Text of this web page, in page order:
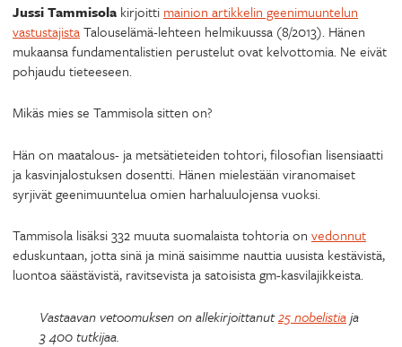
Jussi Tammisola kirjoitti mainion artikkelin geenimuuntelun
vastustajistaTalouselämä-lehteen helmikuussa (8/2013). Hänen
mukaansa fundamentalistien perustelut ovat kelvottomia. Ne eivät
pohjaudu tieteeseen.
Mikäs mies se Tammisola sitten on?
Hän on maatalous- ja metsätieteiden tohtori, filosofian lisensiaatti
ja kasvinjalostuksen dosentti. Hänen mielestään viranomaiset
syrjivät geenimuuntelua omien harhaluulojensa vuoksi.
Tammisola lisäksi 332 muuta suomalaista tohtoria on vedonnut
eduskuntaan, jotta sinä ja minä saisimme nauttia uusista kestävistä,
luontoa säästävistä, ravitsevista ja satoisista gm-kasvilajikkeista.
Vastaavan vetoomuksen on allekirjoittanut25 nobelistiaja
3 400 tutkijaa.